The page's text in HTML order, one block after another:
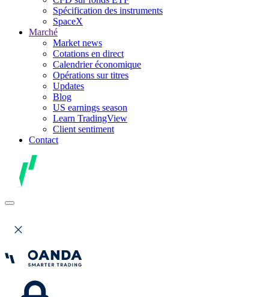
Spécification des instruments
SpaceX
Marché
Market news
Cotations en direct
Calendrier économique
Opérations sur titres
Updates
Blog
US earnings season
Learn TradingView
Client sentiment
Contact